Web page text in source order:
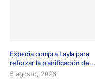
Expedia compra Layla para
reforzar la planificación de...
5 agosto, 2026